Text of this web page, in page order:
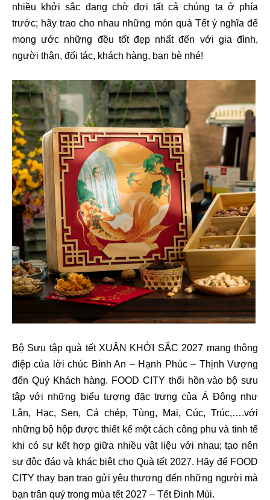
nhiều khởi sắc đang chờ đợi tất cả chúng ta ở phía
trước; hãy trao cho nhau những món quà Tết ý nghĩa để
mong ước những đều tốt đẹp nhất đến với gia đình,
người thân, đối tác, khách hàng, bạn bè nhé!
Bộ Sưu tập quà tết XUÂN KHỞI SẮC 2027 mang thông
điệp của lời chúc Bình An – Hạnh Phúc – Thịnh Vượng
đến Quý Khách hàng. FOOD CITY thổi hồn vào bộ sưu
tập với những biểu tượng đặc trưng của Á Đông như
Lân, Hạc, Sen, Cá chép, Tùng, Mai, Cúc, Trúc,….với
những bộ hộp được thiết kế một cách công phu và tinh tế
khi có sự kết hợp giữa nhiều vật liệu với nhau; tạo nên
sự độc đáo và khác biệt cho Quà tết 2027. Hãy để FOOD
CITY thay bạn trao gửi yêu thương đến những người mà
bạn trân quý trong mùa tết 2027 – Tết Đinh Mùi.